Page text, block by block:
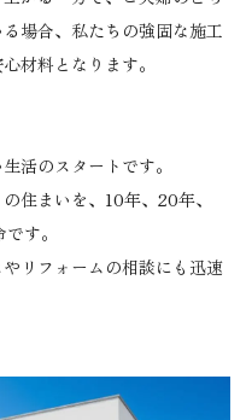
場合、私たちの強固な施工
材料となります。
活のスタートです。
住まいを、10年、20年、
す。
リフォームの相談にも迅速